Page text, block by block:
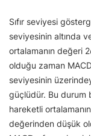
Sıfır seviyesi
seviyesinin altında
ortalamanın değeri
olduğu zaman
seviyesinin
güçlüdür. Bu durum
hareketli
değerinden düşük